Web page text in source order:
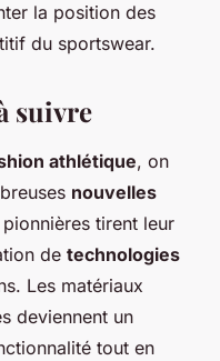
la position des
du sportswear.
suivre
athlétique, on
nouvelles
tirent leur
de technologies
Les matériaux
deviennent un
tout en